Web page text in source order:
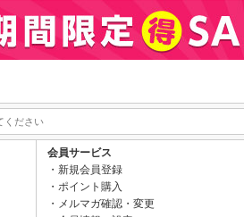
会員サービス
新規会員登録
ポイント購入
メルマガ確認・変更